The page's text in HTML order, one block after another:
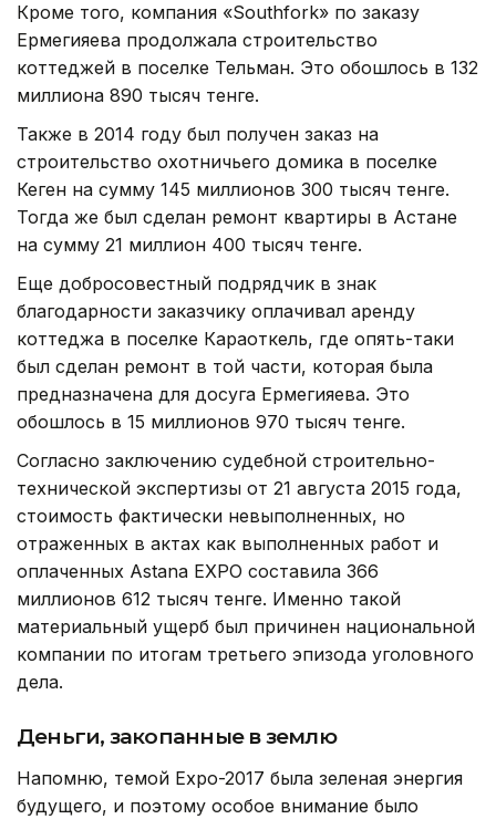
Кроме того, компания «Southfork» по заказу
Ермегияева продолжала строительство
коттеджей в поселке Тельман. Это обошлось в 132
миллиона 890 тысяч тенге.
Также в 2014 году был получен заказ на
строительство охотничьего домика в поселке
Кеген на сумму 145 миллионов 300 тысяч тенге.
Тогда же был сделан ремонт квартиры в Астане
на сумму 21 миллион 400 тысяч тенге.
Еще добросовестный подрядчик в знак
благодарности заказчику оплачивал аренду
коттеджа в поселке Караоткель, где опять-таки
был сделан ремонт в той части, которая была
предназначена для досуга Ермегияева. Это
обошлось в 15 миллионов 970 тысяч тенге.
Согласно заключению судебной строительно-
технической экспертизы от 21 августа 2015 года,
стоимость фактически невыполненных, но
отраженных в актах как выполненных работ и
оплаченных Astana EXPO составила 366
миллионов 612 тысяч тенге. Именно такой
материальный ущерб был причинен национальной
компании по итогам третьего эпизода уголовного
дела.
Деньги, закопанные в землю
Напомню, темой Expo-2017 была зеленая энергия
будущего, и поэтому особое внимание было